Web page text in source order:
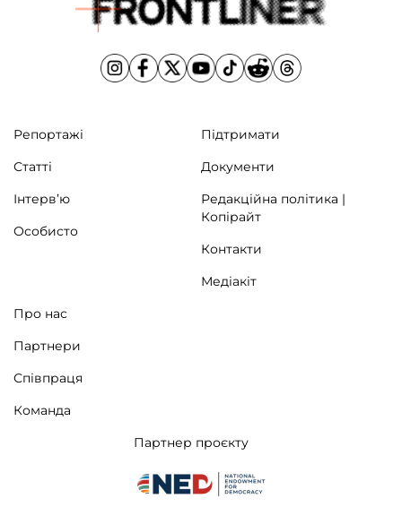
Репортажі
Статті
Інтерв’ю
Особисто
Підтримати
Документи
Редакційна політика |
Копірайт
Контакти
Медіакіт
Про нас
Партнери
Співпраця
Команда
Партнер проєкту